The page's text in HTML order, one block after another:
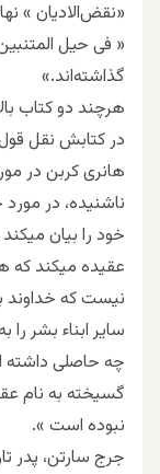
«ﻧﻘﺾﺍﻻﺩﯾﺎﻥ »
« ﻓﯽ ﺣﯿﻞ
ﮔﺬﺍﺷﺘﻪﺍﻧﺪ.»
هرچند ﺩﻭ ﮐﺘﺎﺏ
ﺩﺭ ﮐﺘﺎﺑﺶ ﻧﻘﻞ
ﻫﺎﻧﺮﯼ ﻛﺮﺑﻦ ﺩﺭ
ﻧﺎﺷﻨﻴﺪﻩ، ﺩﺭ
ﺧﻮﺩ ﺭﺍ ﺑﻴﺎﻥ
ﻋﻘﻴﺪﻩ ﻣﻴﻜﻨﺪ ﻛﻪ
ﻧﻴﺴﺖ ﻛﻪ ﺧﺪﺍﻭﻧﺪ
ﺳﺎﻳﺮ ﺍﺑﻨﺎﺀ ﺑﺸﺮ
ﭼﻪ ﺣﺎﺻﻠﯽ
ﮔﺴﻴﺨﺘﻪ ﺑﻪ ﻧﺎﻡ
ﻧﺒﻮﺩﻩ ﺍﺳﺖ ».
جرج سارتن، پدر